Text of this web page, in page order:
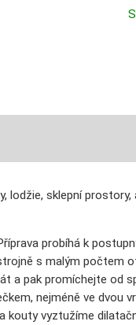
lodžie, sklepní prostory,
probíhá k
s malým počtem
a pak promíchejte od
nejméně ve dvou
kouty vyztužíme